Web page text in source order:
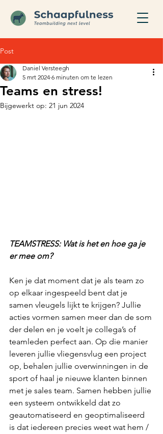
Post
Teams en stress!
Daniel Versteegh
5 mrt 2024 6 minuten om te lezen
Bijgewerkt op: 21 jun 2024
TEAMSTRESS: Wat is het en hoe ga je
er mee om?
Ken je dat moment dat je als team zo
op elkaar ingespeeld bent dat je
samen vleugels lijkt te krijgen? Jullie
acties vormen samen meer dan de som
der delen en je voelt je collega’s of
teamleden perfect aan. Op die manier
leveren jullie vliegensvlug een project
op, behalen jullie overwinningen in de
sport of haal je nieuwe klanten binnen
met je sales team. Samen hebben jullie
een systeem ontwikkeld dat zo
geautomatiseerd en geoptimaliseerd
is dat iedereen precies weet wat hem /